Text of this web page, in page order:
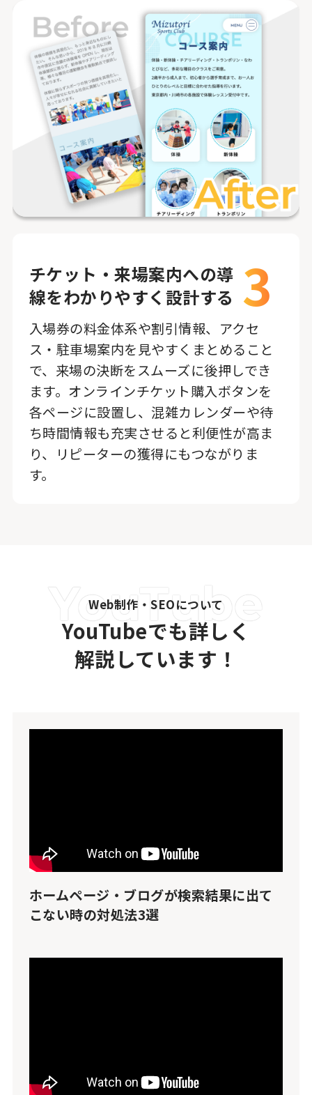
チケット・来場案内への導
線をわかりやすく設計する 3
入場券の料金体系や割引情報、アクセ
ス・駐車場案内を見やすくまとめること
で、来場の決断をスムーズに後押しでき
ます。オンラインチケット購入ボタンを
各ページに設置し、混雑カレンダーや待
ち時間情報も充実させると利便性が高ま
り、リピーターの獲得にもつながりま
す。
Web制作・SEOについて
YouTubeでも詳しく
解説しています！
ホームページ・ブログが検索結果に出て
こない時の対処法3選